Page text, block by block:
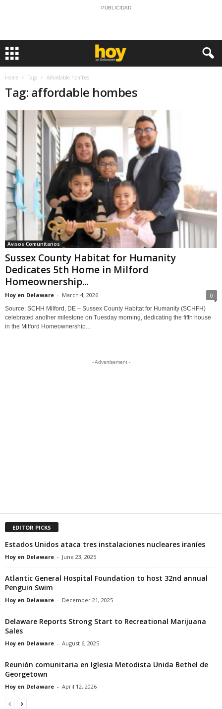
PUBLICIDAD
Home Tags Affordable hombes
Tag: affordable hombes
Avisos Comunitarios
Sussex County Habitat for Humanity
Dedicates 5th Home in Milford
Homeownership...
Hoy en Delaware - March 4, 2026 0
Source: SCHH Milford, DE – Sussex County Habitat for Humanity (SCHFH)
celebrated another milestone on Tuesday morning, dedicating the fifth house
in the Milford Homeownership...
- Advertisement -
EDITOR PICKS
Estados Unidos ataca tres instalaciones nucleares iraníes
Hoy en Delaware - June 23, 2025
Atlantic General Hospital Foundation to host 32nd annual
Penguin Swim
Hoy en Delaware - December 21, 2025
Delaware Reports Strong Start to Recreational Marijuana
Sales
Hoy en Delaware - August 6, 2025
Reunión comunitaria en Iglesia Metodista Unida Bethel de
Georgetown
Hoy en Delaware - April 12, 2026